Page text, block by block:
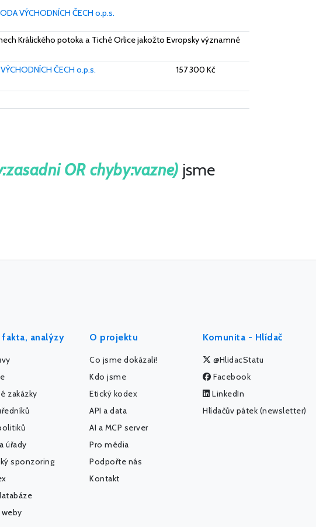
VÝCHODNÍCH ČECH o.p.s.
Králického potoka a Tiché Orlice jakožto Evropsky významné
ČECH o.p.s. 157 300 Kč
OR chyby:vazne) jsme
fakta, analýzy
zakázky
úřady
sponzoring
O projektu
Co jsme dokázali!
Kdo jsme
Etický kodex
API a data
AI a MCP server
Pro média
Podpořte nás
Kontakt
Komunita - Hlídač
@HlidacStatu
Facebook
LinkedIn
Hlídačův pátek (newsletter)